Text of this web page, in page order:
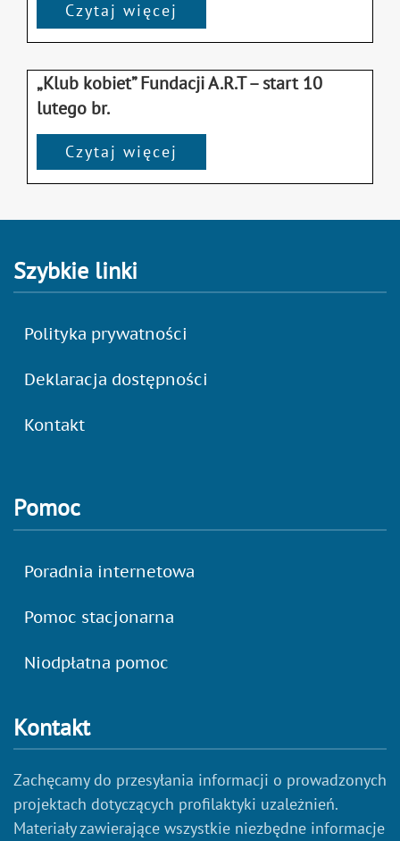
Czytaj więcej
„Klub kobiet” Fundacji A.R.T – start 10
lutego br.
Czytaj więcej
Szybkie linki
Polityka prywatności
Deklaracja dostępności
Kontakt
Pomoc
Poradnia internetowa
Pomoc stacjonarna
Niodpłatna pomoc
Kontakt
Zachęcamy do przesyłania informacji o prowadzonych
projektach dotyczących profilaktyki uzależnień.
Materiały zawierające wszystkie niezbędne informacje